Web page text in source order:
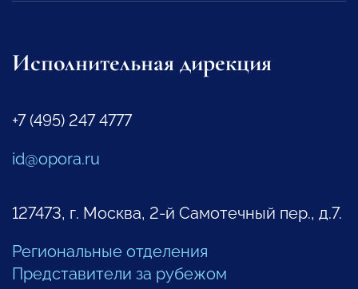
Исполнительная дирекция
+7 (495) 247 4777
id@opora.ru
127473, г. Москва, 2-й Самотечный пер., д.7.
Региональные отделения
Представители за рубежом